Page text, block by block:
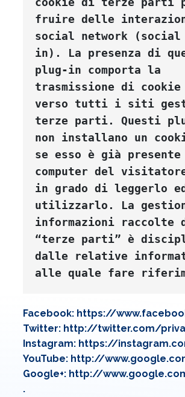
fruire delle
social network (social
in). La presenza di
plug-in comporta la
trasmissione di cookie
verso tutti i siti
terze parti. Questi
non installano un
se esso è già
computer del
in grado di leggerlo ed
utilizzarlo. La
informazioni raccolte
“terze parti” è
dalle relative
alle quale fare
Facebook: https://
Twitter: http://twitter.com/
Instagram: https://
YouTube: http://
Google+: http://
.